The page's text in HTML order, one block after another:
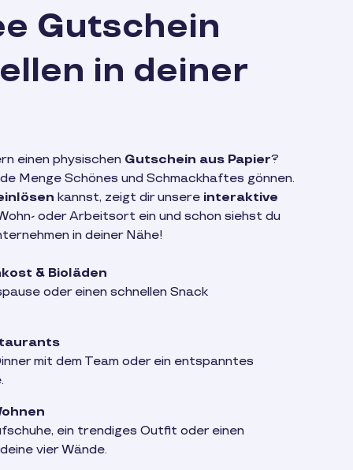
Gutschein
in deiner
einen physischen Gutschein aus Papier?
Menge Schönes und Schmackhaftes gönnen.
kannst, zeigt dir unsere interaktive
oder Arbeitsort ein und schon siehst du
in deiner Nähe!
& Bioläden
oder einen schnellen Snack
mit dem Team oder ein entspanntes
ein trendiges Outfit oder einen
vier Wände.